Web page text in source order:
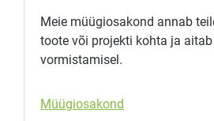
Meie müügiosakond annab
toote või projekti kohta ja
vormistamisel.
Müügiosakond